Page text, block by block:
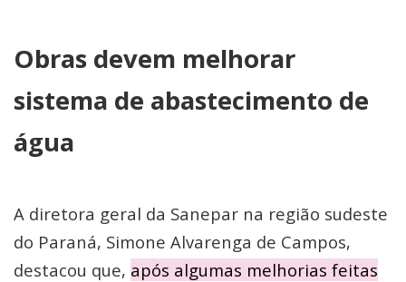
Obras devem melhorar
sistema de abastecimento de
água
A diretora geral da Sanepar na região sudeste
do Paraná, Simone Alvarenga de Campos,
destacou que, após algumas melhorias feitas